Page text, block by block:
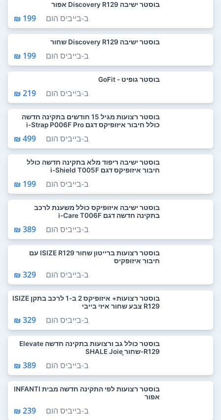
בוסטר ישיבה Discovery R129 אפור
ב-בייביס הום 199 ₪
בוסטר ישיבה Discovery R129 שחור
ב-בייביס הום 199 ₪
בוסטר גופיט - GoFit
ב-בייביס הום 219 ₪
בוסטר רצועות מגיל 15 חודשים בתקינה חדשה
כולל חיבור איזופיקס דגם i-Strap P006F Pro
ב-בייביס הום 499 ₪
בוסטר ישיבה ריפוד מלא בתקינה חדשה כולל
חיבור איזופיקס דגם i-Shield T005F
ב-בייביס הום 199 ₪
בוסטר ישיבה איזופיקס כולל משענת לרכב
בתקינה חדשה דגם i-Care T006F
ב-בייביס הום 389 ₪
בוסטר רצועות ברייטון שחור ISIZE R129 עם
חיבור איזופקיס
ב-בייביס הום 329 ₪
בוסטר רצועות+ איזופיקס 2 ב-1 לרכב בתקן ISIZE
R129 צבע שחור איזי בייבי
ב-בייביס הום 329 ₪
בוסטר כולל גב ורצועות בתקינה חדשה Elevate
R129-שחור SHALE Joieָָָָ
ב-בייביס הום 389 ₪
בוסטר רצועות לפי התקינה חדשה מבית INFANTI
אפור
ב-בייביס הום 239 ₪